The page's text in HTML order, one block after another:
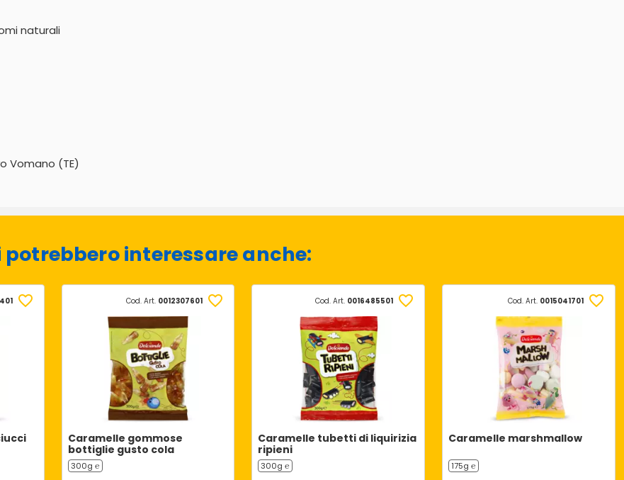
naturali
Vomano (TE)
potrebbero interessare anche:
Cod. Art. 0012307601
Caramelle gommose
bottiglie gusto cola
300g ℮
Cod. Art. 0016485501
Caramelle tubetti di liquirizia
ripieni
300g ℮
Cod. Art. 0015041701
Caramelle marshmallow
175g ℮